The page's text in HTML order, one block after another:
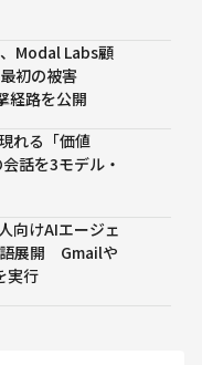
Modal Labs顧
初の被害
経路を公開
れる「価値
話を3モデル・
向けAIエージェ
展開 Gmailや
実行